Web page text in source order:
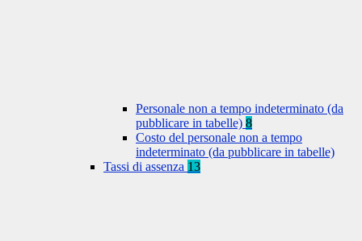
Personale non a tempo indeterminato (da
pubblicare in tabelle) 8
Costo del personale non a tempo
indeterminato (da pubblicare in tabelle)
Tassi di assenza 13